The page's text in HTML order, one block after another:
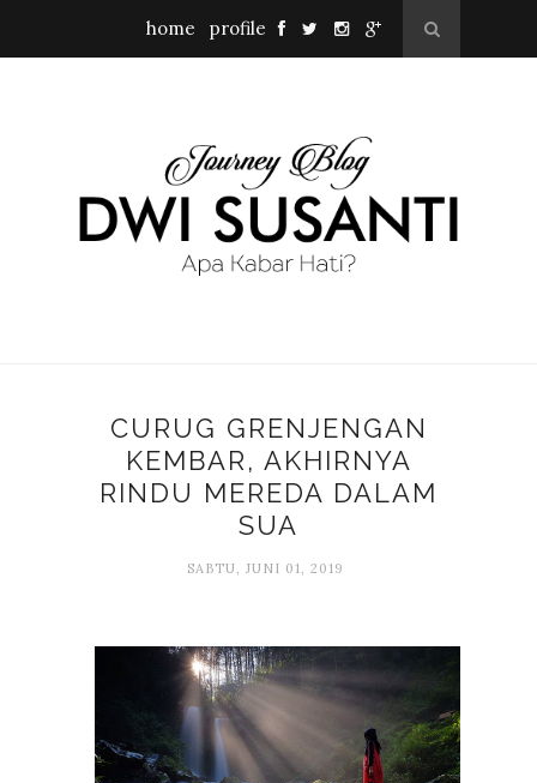
home profile
CURUG GRENJENGAN
KEMBAR, AKHIRNYA
RINDU MEREDA DALAM
SUA
SABTU, JUNI 01, 2019